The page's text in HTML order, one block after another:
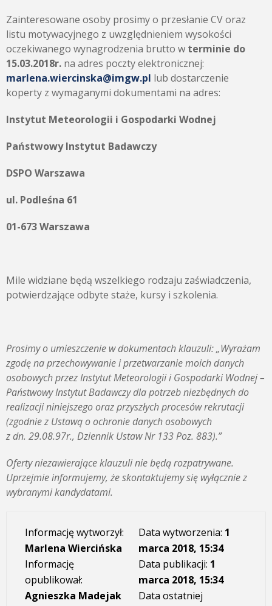
Zainteresowane osoby prosimy o przesłanie CV oraz
listu motywacyjnego z uwzględnieniem wysokości
oczekiwanego wynagrodzenia brutto w terminie do
15.03.2018r. na adres poczty elektronicznej:
marlena.wiercinska@imgw.pl lub dostarczenie
koperty z wymaganymi dokumentami na adres:
Instytut Meteorologii i Gospodarki Wodnej
Państwowy Instytut Badawczy
DSPO Warszawa
ul. Podleśna 61
01-673 Warszawa
Mile widziane będą wszelkiego rodzaju zaświadczenia,
potwierdzające odbyte staże, kursy i szkolenia.
Prosimy o umieszczenie w dokumentach klauzuli: „Wyrażam
zgodę na przechowywanie i przetwarzanie moich danych
osobowych przez Instytut Meteorologii i Gospodarki Wodnej –
Państwowy Instytut Badawczy dla potrzeb niezbędnych do
realizacji niniejszego oraz przyszłych procesów rekrutacji
(zgodnie z Ustawą o ochronie danych osobowych
z dn. 29.08.97r., Dziennik Ustaw Nr 133 Poz. 883).”
Oferty niezawierające klauzuli nie będą rozpatrywane.
Uprzejmie informujemy, że skontaktujemy się wyłącznie z
wybranymi kandydatami.
Informację wytworzył:
Marlena Wiercińska
Informację
opublikował:
Agnieszka Madejak
Data wytworzenia: 1
marca 2018, 15:34
Data publikacji: 1
marca 2018, 15:34
Data ostatniej